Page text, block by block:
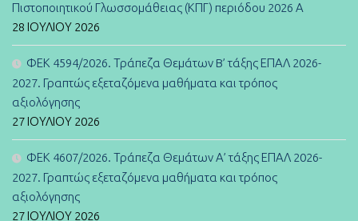
Πιστοποιητικού Γλωσσομάθειας (ΚΠΓ) περιόδου 2026 Α
28 ΙΟΥΛΊΟΥ 2026
ΦΕΚ 4594/2026. Τράπεζα Θεμάτων B’ τάξης ΕΠΑΛ 2026-
2027. Γραπτώς εξεταζόμενα μαθήματα και τρόπος
αξιολόγησης
27 ΙΟΥΛΊΟΥ 2026
ΦΕΚ 4607/2026. Τράπεζα Θεμάτων Α’ τάξης ΕΠΑΛ 2026-
2027. Γραπτώς εξεταζόμενα μαθήματα και τρόπος
αξιολόγησης
27 ΙΟΥΛΊΟΥ 2026